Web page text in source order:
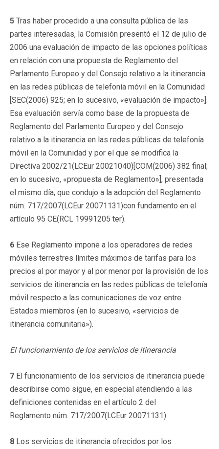
5 Tras haber procedido a una consulta pública de las
partes interesadas, la Comisión presentó el 12 de julio de
2006 una evaluación de impacto de las opciones políticas
en relación con una propuesta de Reglamento del
Parlamento Europeo y del Consejo relativo a la itinerancia
en las redes públicas de telefonía móvil en la Comunidad
[SEC(2006) 925; en lo sucesivo, «evaluación de impacto»].
Esa evaluación servía como base de la propuesta de
Reglamento del Parlamento Europeo y del Consejo
relativo a la itinerancia en las redes públicas de telefonía
móvil en la Comunidad y por el que se modifica la
Directiva 2002/21(LCEur 20021040)[COM(2006) 382 final;
en lo sucesivo, «propuesta de Reglamento»], presentada
el mismo día, que condujo a la adopción del Reglamento
núm. 717/2007(LCEur 20071131)con fundamento en el
artículo 95 CE(RCL 19991205 ter).
6 Ese Reglamento impone a los operadores de redes
móviles terrestres límites máximos de tarifas para los
precios al por mayor y al por menor por la provisión de los
servicios de itinerancia en las redes públicas de telefonía
móvil respecto a las comunicaciones de voz entre
Estados miembros (en lo sucesivo, «servicios de
itinerancia comunitaria»).
El funcionamiento de los servicios de itinerancia
7 El funcionamiento de los servicios de itinerancia puede
describirse como sigue, en especial atendiendo a las
definiciones contenidas en el artículo 2 del
Reglamento núm. 717/2007(LCEur 20071131).
8 Los servicios de itinerancia ofrecidos por los